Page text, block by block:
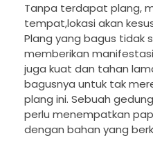
Tanpa terdapat plang,
tempat,lokasi akan
Plang yang bagus
memberikan
juga kuat dan tahan
bagusnya untuk tak
plang ini. Sebuah
perlu menempatkan
dengan bahan yang